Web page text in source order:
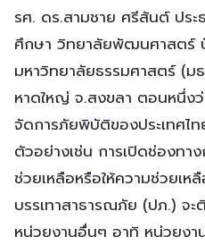
รศ. ดร.สามชาย ศรีสันต์ ปร
ศึกษา วิทยาลัยพัฒนศาสตร์
มหาวิทยาลัยธรรมศาสตร์ (ม
หาดใหญ่ จ.สงขลา ตอนหนึ่ง
จัดการภัยพิบัติของประเทศไ
ตัวอย่างเช่น การเปิดช่องท
ช่วยเหลือหรือให้ความช่วยเห
บรรเทาสาธารณภัย (ปภ.) จ
หน่วยงานอื่นๆ อาทิ หน่วยงา